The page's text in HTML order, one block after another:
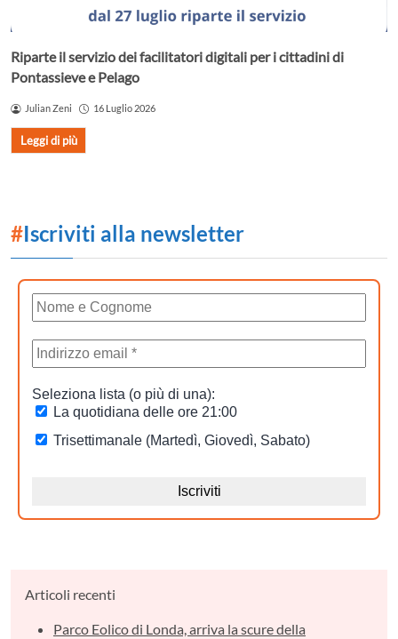
Riparte il servizio dei facilitatori digitali per i cittadini di
Pontassieve e Pelago
Julian Zeni 16 Luglio 2026
Leggi di più
#Iscriviti alla newsletter
Articoli recenti
Parco Eolico di Londa, arriva la scure della